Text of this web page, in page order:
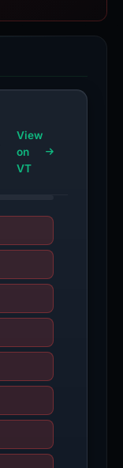
View
on
VT